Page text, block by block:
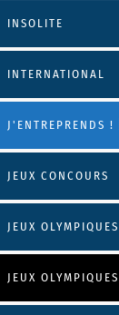
INSOLITE
INTERNATIONAL
JEUX CONCOURS
JEUX OLYMPIQUES
JEUX